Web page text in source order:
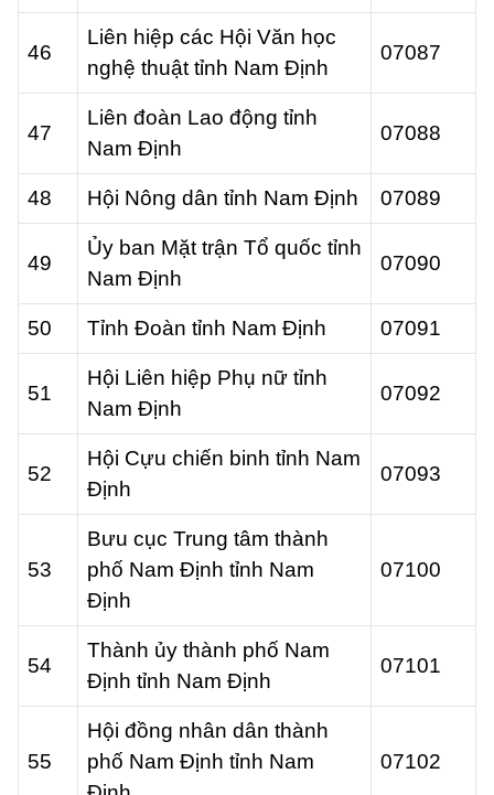
46
Liên hiệp các Hội Văn học
nghệ thuật tỉnh Nam Định
07087
47
Liên đoàn Lao động tỉnh
Nam Định
07088
48 Hội Nông dân tỉnh Nam Định 07089
49
Ủy ban Mặt trận Tổ quốc tỉnh
Nam Định
07090
50 Tỉnh Đoàn tỉnh Nam Định 07091
51
Hội Liên hiệp Phụ nữ tỉnh
Nam Định
07092
52
Hội Cựu chiến binh tỉnh Nam
Định
07093
53
Bưu cục Trung tâm thành
phố Nam Định tỉnh Nam
Định
07100
54
Thành ủy thành phố Nam
Định tỉnh Nam Định
07101
55
Hội đồng nhân dân thành
phố Nam Định tỉnh Nam
07102